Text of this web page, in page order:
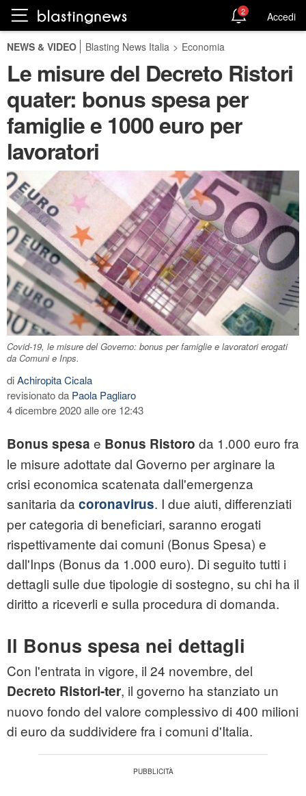
2 Accedi
NEWS & VIDEO Blasting News Italia > Economia
Le misure del Decreto Ristori
quater: bonus spesa per
famiglie e 1000 euro per
lavoratori
Covid-19, le misure del Governo: bonus per famiglie e lavoratori erogati
da Comuni e Inps.
diAchiropita Cicala
revisionato da Paola Pagliaro
4 dicembre 2020 alle ore 12:43
Bonus spesa e Bonus Ristoro da 1.000 euro fra
le misure adottate dal Governo per arginare la
crisi economica scatenata dall'emergenza
sanitaria da coronavirus. I due aiuti, differenziati
per categoria di beneficiari, saranno erogati
rispettivamente dai comuni (Bonus Spesa) e
dall'Inps (Bonus da 1.000 euro). Di seguito tutti i
dettagli sulle due tipologie di sostegno, su chi ha il
diritto a riceverli e sulla procedura di domanda.
Il Bonus spesa nei dettagli
Con l'entrata in vigore, il 24 novembre, del
Decreto Ristori-ter, il governo ha stanziato un
nuovo fondo del valore complessivo di 400 milioni
di euro da suddividere fra i comuni d'Italia.